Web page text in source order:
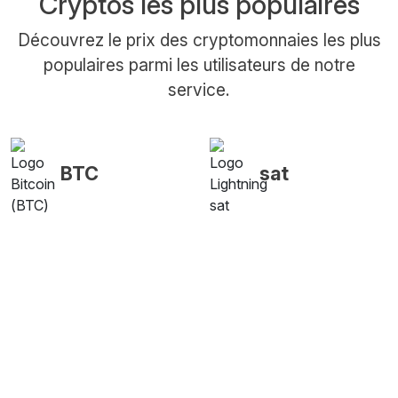
Découvrez le prix des cryptomonnaies les plus
populaires parmi les utilisateurs de notre
service.
BTC sat